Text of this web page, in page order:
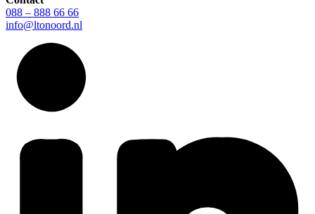
088 – 888 66 66
info@ltonoord.nl